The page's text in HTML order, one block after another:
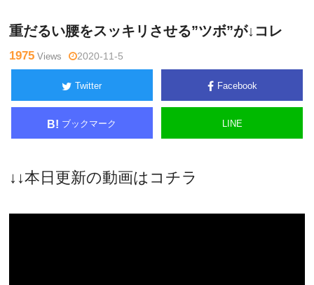
重だるい腰をスッキリさせる”ツボ”が↓コレ
1975 Views 2020-11-5
Twitter Facebook
B! ブックマーク LINE
↓↓本日更新の動画はコチラ